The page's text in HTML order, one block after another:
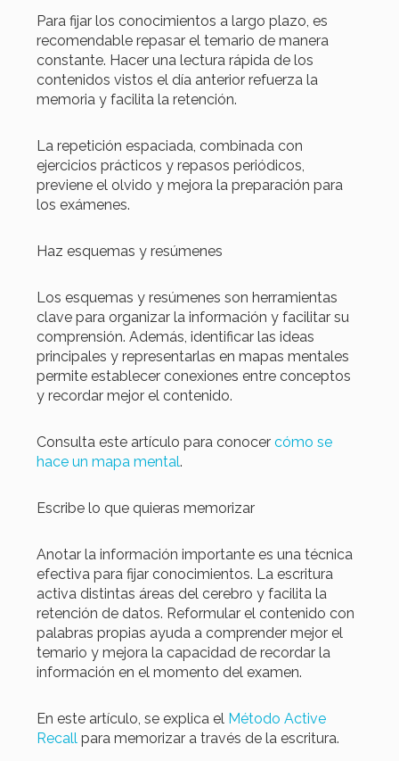
Para fijar los conocimientos a largo plazo, es
recomendable repasar el temario de manera
constante. Hacer una lectura rápida de los
contenidos vistos el día anterior refuerza la
memoria y facilita la retención.
La repetición espaciada, combinada con
ejercicios prácticos y repasos periódicos,
previene el olvido y mejora la preparación para
los exámenes.
Haz esquemas y resúmenes
Los esquemas y resúmenes son herramientas
clave para organizar la información y facilitar su
comprensión. Además, identificar las ideas
principales y representarlas en mapas mentales
permite establecer conexiones entre conceptos
y recordar mejor el contenido.
Consulta este artículo para conocercómo se
hace un mapa mental.
Escribe lo que quieras memorizar
Anotar la información importante es una técnica
efectiva para fijar conocimientos. La escritura
activa distintas áreas del cerebro y facilita la
retención de datos. Reformular el contenido con
palabras propias ayuda a comprender mejor el
temario y mejora la capacidad de recordar la
información en el momento del examen.
En este artículo, se explica el Método Active
Recall para memorizar a través de la escritura.